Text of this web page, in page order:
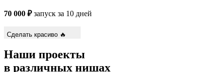
70 000 ₽запуск за 10 дней
Сделать красиво 🔥
Наши проекты
в различных нишах